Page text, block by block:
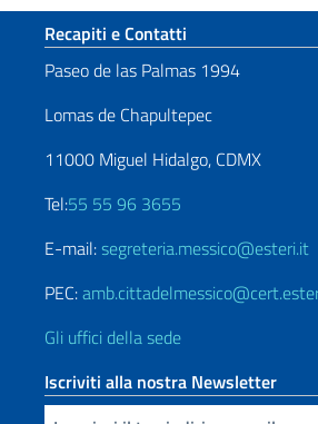
Sezione footer
Recapiti e Contatti
Paseo de las Palmas 1994
Lomas de Chapultepec
11000 Miguel Hidalgo, CDMX
Tel:55 55 96 3655
E-mail:segreteria.messico@esteri.it
PEC:
Gli uffici della sede
Iscriviti alla nostra Newsletter